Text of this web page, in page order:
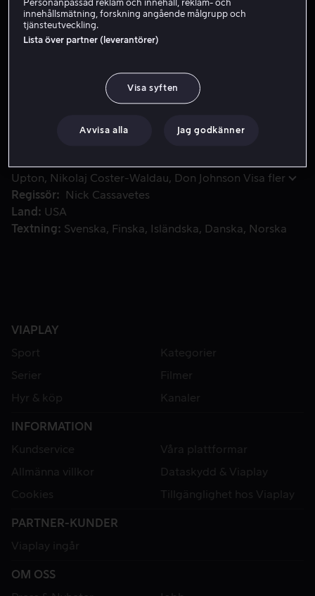
Köp 139 kr
Carly upptäcker att hennes nya pojkvän Mark inte är att
Carly upptäcker att hennes nya pojkvän Mark inte är att
lita på när hon råkar stöta ihop med hans fru - Kate.
Carly och Kate finner varandra direkt och upptäcker
kvinna, Amber. De tre kvinnorna blir en otippad
ordentligt.
Upton
Nikolaj Coster-Waldau Don Johnson Visa fler
Regissör
Nick Cassavetes
Land
USA
Textning
Svenska Finska Isländska Danska Norska
VIAPLAY
Sport
Kategorier
Serier
Filmer
Hyr & köp
Kanaler
INFORMATION
Kundservice
Våra plattformar
Allmänna villkor
Dataskydd & Viaplay
Cookies
Tillgänglighet hos Viaplay
PARTNER-KUNDER
Viaplay ingår
OM OSS
Personanpassad reklam och innehåll, reklam- och
innehållsmätning, forskning angående målgrupp och
tjänsteutveckling.
Lista över partner (leverantörer)
Visa syften
Avvisa alla Jag godkänner